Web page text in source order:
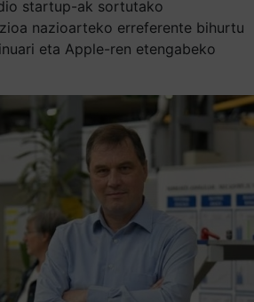
startup-ak sortutako
nazioarteko erreferente bihurtu
eta Apple-ren etengabeko